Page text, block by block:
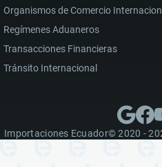
Organismos de Comercio
Regímenes Aduaneros
Transacciones Financieras
Tránsito Internacional
Importaciones Ecuador© 2020 -